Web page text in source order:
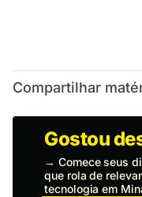
Compartilhar
Gostou
→ Comece seus
que rola de
tecnologia em